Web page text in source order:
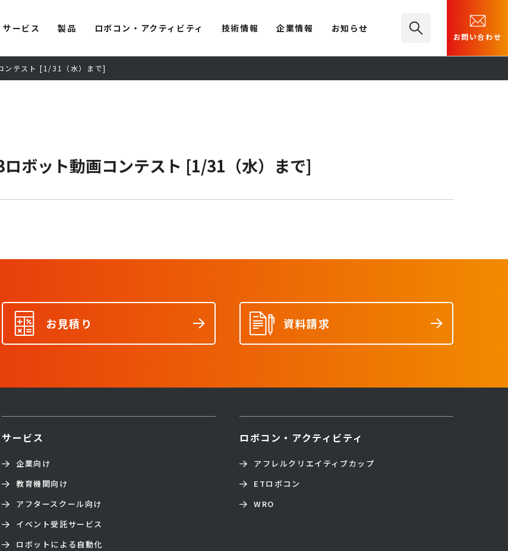
サービス 製品 ロボコン・アクティビティ 技術情報 企業情報 お知らせ
お問い合わせ
ンテスト [1/31（水）まで]
ロボット動画コンテスト [1/31（水）まで]
お見積り 資料請求
サービス
企業向け
教育機関向け
アフタースクール向け
イベント受託サービス
ロボットによる自動化
ロボコン・アクティビティ
アフレルクリエイティブカップ
ETロボコン
WRO